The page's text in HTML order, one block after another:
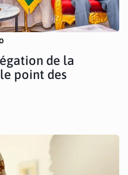
de la
point des